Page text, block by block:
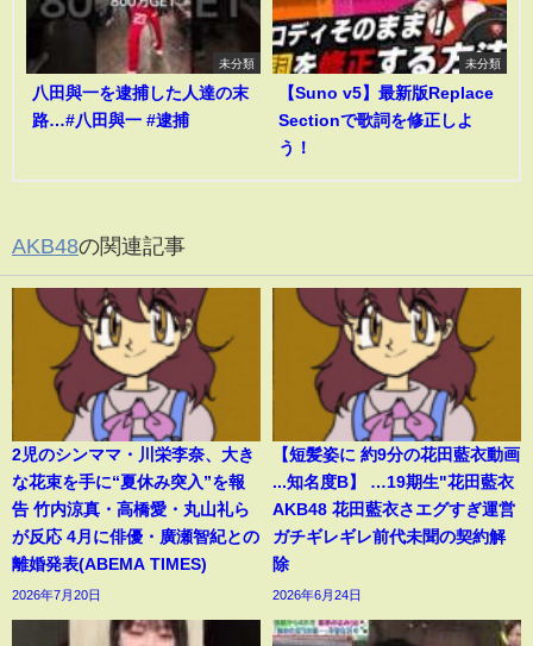
未分類
八田與一を逮捕した人達の末
路…#八田與一 #逮捕
未分類
【Suno v5】最新版Replace
Sectionで歌詞を修正しよ
う！
AKB48の関連記事
2児のシンママ・川栄李奈、大き
な花束を手に“夏休み突入”を報
告 竹内涼真・高橋愛・丸山礼ら
が反応 4月に俳優・廣瀬智紀との
離婚発表(ABEMA TIMES)
2026年7月20日
【短髪姿に 約9分の花田藍衣動画
...知名度B】 …19期生"花田藍衣
AKB48 花田藍衣さエグすぎ運営
ガチギレギレ前代未聞の契約解
除
2026年6月24日